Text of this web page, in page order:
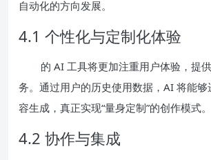
自动化的方向发展。
4.1 个性化与定制化体验
的 AI 工具将更加注重用户体验，提
务。通过用户的历史使用数据，AI 将能
容生成，真正实现“量身定制”的创作模式。
4.2 协作与集成